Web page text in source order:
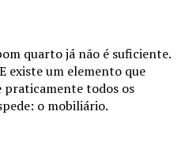
quarto já não é suficiente.
existe um elemento que
praticamente todos os
o mobiliário.